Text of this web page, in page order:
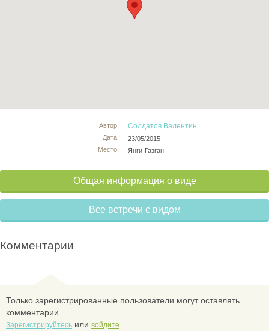
Автор:
Дата:
Место:
Солдатов Валентин
23/05/2015
Янги-Газган
Общая информация о виде
Все встречи с видом
Комментарии
Только зарегистрированные пользователи могут оставлять
комментарии.
Зарегистрируйтесь или войдите